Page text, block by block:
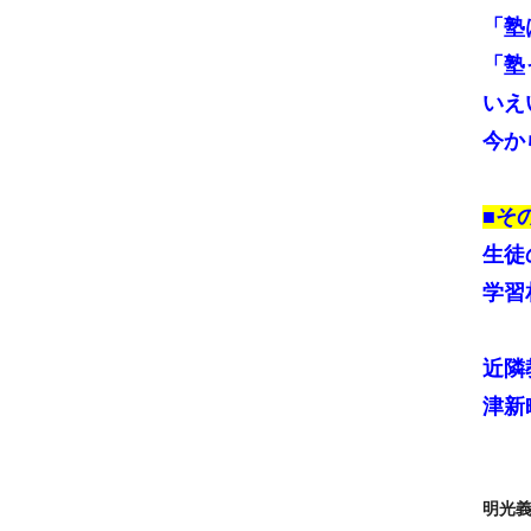
「
「
いえ
今か
■そ
生徒
学習
近隣
津新
明光